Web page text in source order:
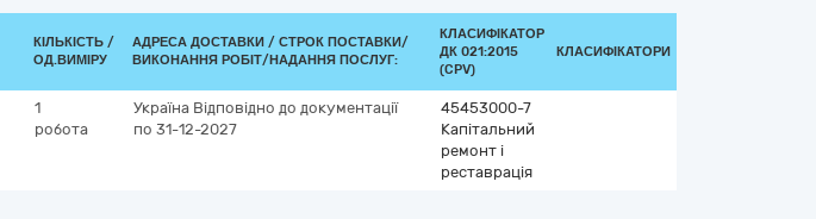
КІЛЬКІСТЬ /
ОД.ВИМІРУ
АДРЕСА ДОСТАВКИ / СТРОК ПОСТАВКИ/
ВИКОНАННЯ РОБІТ/НАДАННЯ ПОСЛУГ:
КЛАСИФІКАТОР
ДК 021:2015
(CPV)
КЛАСИФІКАТОРИ
1
робота
Україна Відповідно до документації
по 31-12-2027
45453000-7
Капітальний
ремонт і
реставрація